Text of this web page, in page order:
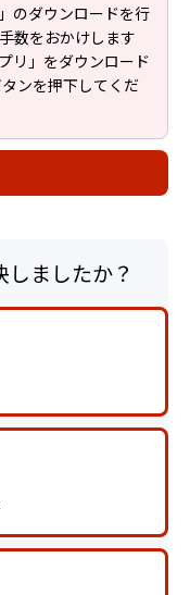
のダウンロードを行
数をおかけします
リ」をダウンロード
ンを押下してくだ
しましたか？